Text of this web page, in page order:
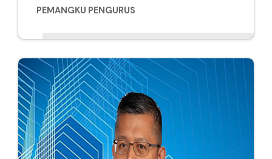
PEMANGKU PENGURUS